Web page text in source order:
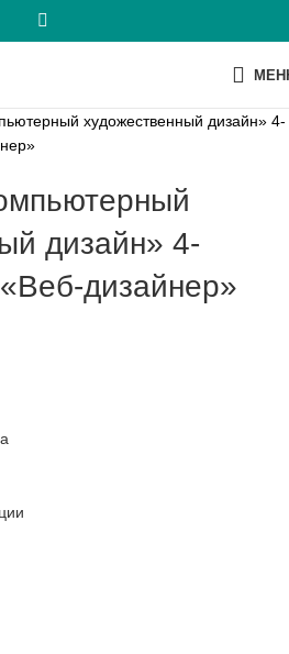
художественный дизайн» 4-
дизайн» 4-
дизайнер»